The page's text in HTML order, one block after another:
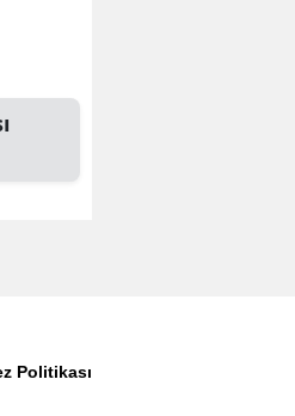
Politikası